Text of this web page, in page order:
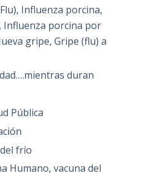
Influenza porcina,
Influenza porcina por
gripe, Gripe (flu) a
duran
Pública
frío
Humano, vacuna del